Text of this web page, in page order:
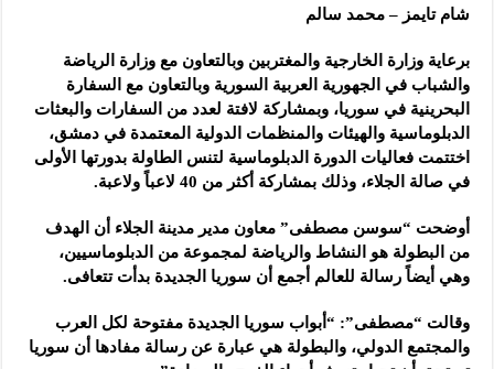
شام تايمز – محمد سالم
برعاية وزارة الخارجية والمغتربين وبالتعاون مع وزارة الرياضة
والشباب في الجهورية العربية السورية وبالتعاون مع السفارة
البحرينية في سوريا، وبمشاركة لافتة لعدد من السفارات والبعثات
الدبلوماسية والهيئات والمنظمات الدولية المعتمدة في دمشق،
اختتمت فعاليات الدورة الدبلوماسية لتنس الطاولة بدورتها الأولى
في صالة الجلاء، وذلك بمشاركة أكثر من 40 لاعباً ولاعبة.
أوضحت “سوسن مصطفى” معاون مدير مدينة الجلاء أن الهدف
من البطولة هو النشاط والرياضة لمجموعة من الدبلوماسيين،
وهي أيضاً رسالة للعالم أجمع أن سوريا الجديدة بدأت تتعافى.
وقالت “مصطفى”: “أبواب سوريا الجديدة مفتوحة لكل العرب
والمجتمع الدولي، والبطولة هي عبارة عن رسالة مفادها أن سوريا